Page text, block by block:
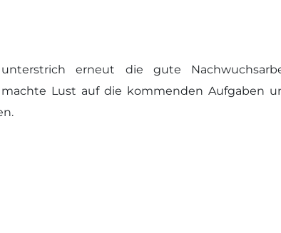
unterstrich erneut die gute
Lust auf die kommenden Aufgaben